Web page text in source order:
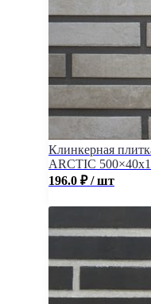
Клинкерная
ARCTIC
196.0 ₽ / шт